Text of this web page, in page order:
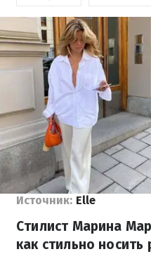
Источник: Elle
Стилист Марина
как стильно